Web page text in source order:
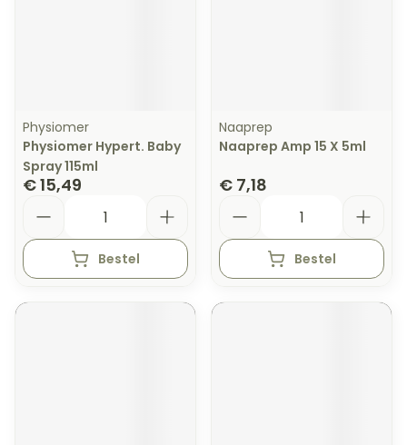
Physiomer
Physiomer Hypert. Baby
Spray 115ml
€ 15,49
Bestel
Naaprep
Naaprep Amp 15 X 5ml
€ 7,18
Bestel